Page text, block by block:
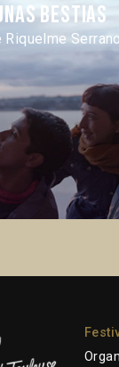
bestias
Riquelme